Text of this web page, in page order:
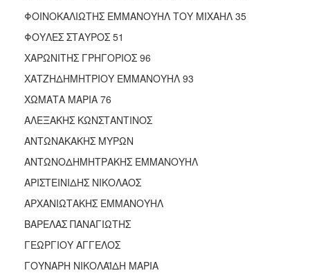
ΦΟΙΝΟΚΑΛΙΩΤΗΣ ΕΜΜΑΝΟΥΗΛ ΤΟΥ ΜΙΧΑΗΛ 35
ΦΟΥΛΕΣ ΣΤΑΥΡΟΣ 51
ΧΑΡΩΝΙΤΗΣ ΓΡΗΓΟΡΙΟΣ 96
ΧΑΤΖΗΔΗΜΗΤΡΙΟΥ ΕΜΜΑΝΟΥΗΛ 93
ΧΩΜΑΤΑ ΜΑΡΙΑ 76
ΑΛΕΞΑΚΗΣ ΚΩΝΣΤΑΝΤΙΝΟΣ
ΑΝΤΩΝΑΚΑΚΗΣ ΜΥΡΩΝ
ΑΝΤΩΝΟΔΗΜΗΤΡΑΚΗΣ ΕΜΜΑΝΟΥΗΛ
ΑΡΙΣΤΕΙΝΙΔΗΣ ΝΙΚΟΛΑΟΣ
ΑΡΧΑΝΙΩΤΑΚΗΣ ΕΜΜΑΝΟΥΗΛ
ΒΑΡΕΛΑΣ ΠΑΝΑΓΙΩΤΗΣ
ΓΕΩΡΓΙΟΥ ΑΓΓΕΛΟΣ
ΓΟΥΝΑΡΗ ΝΙΚΟΛΑΪΔΗ ΜΑΡΙΑ